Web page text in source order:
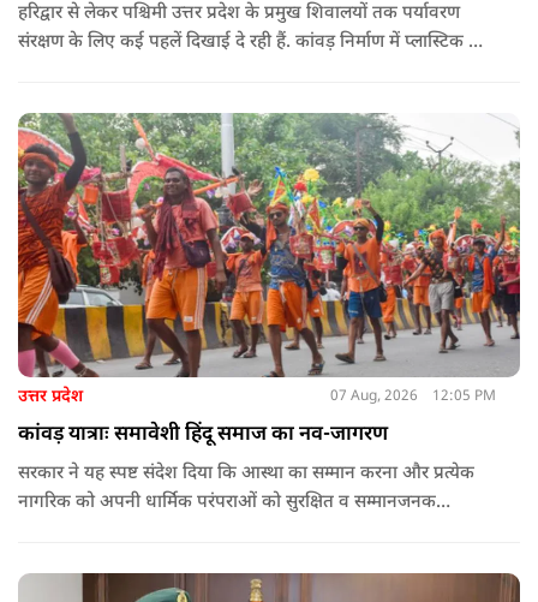
हरिद्वार से लेकर पश्चिमी उत्तर प्रदेश के प्रमुख शिवालयों तक पर्यावरण
संरक्षण के लिए कई पहलें दिखाई दे रही हैं. कांवड़ निर्माण में प्लास्टिक के
पत्तियों का पृथक संग्रह किया जाएगा.
उत्तर प्रदेश 07 Aug, 2026 12:05 PM
कांवड़ यात्राः समावेशी हिंदू समाज का नव-जागरण
सरकार ने यह स्पष्ट संदेश दिया कि आस्था का सम्मान करना और प्रत्येक
नागरिक को अपनी धार्मिक परंपराओं को सुरक्षित व सम्मानजनक
अपने नागरिकों की आस्था को दिया गया बड़ा सम्मान है.